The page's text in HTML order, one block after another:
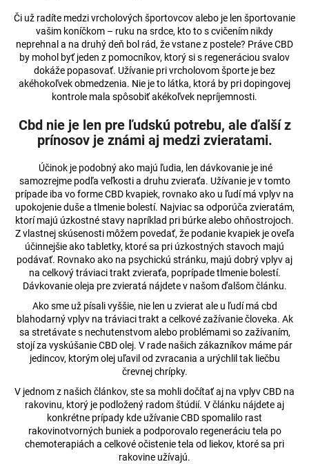
Či už radíte medzi vrcholových športovcov alebo je len športovanie
vašim koníčkom – ruku na srdce, kto to s cvičením nikdy
neprehnal a na druhý deň bol rád, že vstane z postele? Práve CBD
by mohol byť jeden z pomocníkov, ktorý si s regeneráciou svalov
dokáže popasovať. Užívanie pri vrcholovom športe je bez
akéhokoľvek obmedzenia. Nie je to látka, ktorá by pri dopingovej
kontrole mala spôsobiť akékoľvek nepríjemnosti.
Cbd nie je len pre ľudskú potrebu, ale ďalší z
prínosov je známi aj medzi zvieratami.
Účinok je podobný ako majú ľudia, len dávkovanie je iné
samozrejme podľa veľkosti a druhu zvieraťa. Užívanie je v tomto
prípade iba vo forme CBD kvapiek, rovnako ako u ľudí má vplyv na
upokojenie duše a tlmenie bolestí. Najviac sa odporúča zvieratám,
ktorí majú úzkostné stavy napríklad pri búrke alebo ohňostrojoch.
Z vlastnej skúsenosti môžem povedať, že podanie kvapiek je oveľa
účinnejšie ako tabletky, ktoré sa pri úzkostných stavoch majú
podávať. Rovnako ako na psychickú stránku, majú dobrý vplyv aj
na celkový tráviaci trakt zvieraťa, poprípade tlmenie bolestí.
Dávkovanie oleja pre zvieratá nájdete v našom ďalšom článku.
Ako sme už písali vyššie, nie len u zvierat ale u ľudí má cbd
blahodarný vplyv na tráviaci trakt a celkové zažívanie človeka. Ak
sa stretávate s nechutenstvom alebo problémami so zažívaním,
stojí za vyskúšanie CBD olej. V rade našich zákazníkov máme pár
jedincov, ktorým olej uľavil od zvracania a urýchlil tak liečbu
črevnej chrípky.
V jednom z našich článkov, ste sa mohli dočítať aj na vplyv CBD na
rakovinu, ktorý je podložený radom štúdií. V článku nájdete aj
konkrétne prípady kde užívanie CBD spomalilo rast
rakovinotvorných buniek a podporovalo regeneráciu tela po
chemoterapiách a celkové očistenie tela od liekov, ktoré sa pri
rakovine užívajú.
d
p
č
a
12,5%
CBD
OLEJ
FULL-
SPECTRUM
KURKUMA
€50,96
€51,21